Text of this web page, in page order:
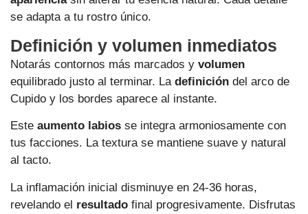
se adapta a tu rostro único.
Definición y volumen inmediatos
Notarás contornos más marcados y volumen
equilibrado justo al terminar. La definición del arco de
Cupido y los bordes aparece al instante.
Este aumento labios se integra armoniosamente con
tus facciones. La textura se mantiene suave y natural
al tacto.
La inflamación inicial disminuye en 24-36 horas,
revelando el resultado final progresivamente. Disfrutas